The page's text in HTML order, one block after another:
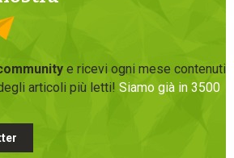
e ricevi ogni mese contenuti
articoli più letti! Siamo già in 3500